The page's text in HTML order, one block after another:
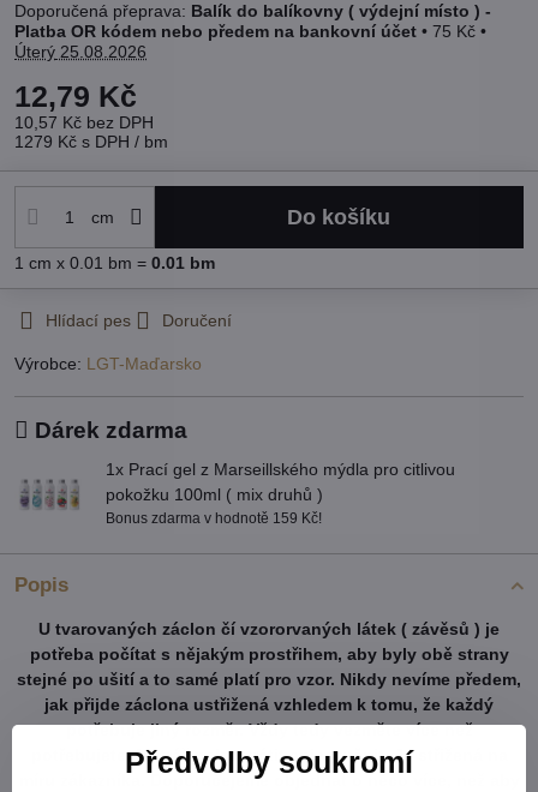
Balík do balíkovny ( výdejní místo ) -
Platba OR kódem nebo předem na bankovní účet • 75 Kč •
Úterý 25.08.2026
12,79 Kč
10,57 Kč bez DPH
1279 Kč s DPH / bm
cm Do košíku
1 cm x 0.01 bm = 0.01 bm
Hlídací pes Doručení
Výrobce: LGT-Maďarsko
Dárek zdarma
1x Prací gel z Marseillského mýdla pro citlivou
pokožku 100ml ( mix druhů )
Bonus zdarma v hodnotě 159 Kč!
Popis
U tvarovaných záclon čí vzororvaných látek ( závěsů ) je
potřeba počítat s nějakým prostřihem, aby byly obě strany
stejné po ušití a to samé platí pro vzor. Nikdy nevíme předem,
jak přijde záclona ustřižená vzhledem k tomu, že každý
potřebuje jiný rozměr. Vždy tedy vezměte více než
potřebujete. Metráž nelze vrátit ani vyměnit. Je střižená na
míru zákazníka. Doporučejeme objednat o něco více, než aby
Předvolby soukromí